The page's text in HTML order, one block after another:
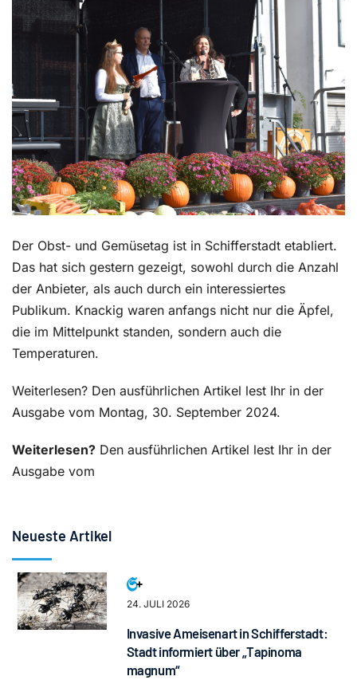
Kontakt
Der Obst- und Gemüsetag ist in Schifferstadt etabliert.
Das hat sich gestern gezeigt, sowohl durch die Anzahl
der Anbieter, als auch durch ein interessiertes
Publikum. Knackig waren anfangs nicht nur die Äpfel,
die im Mittelpunkt standen, sondern auch die
Temperaturen.
Weiterlesen? Den ausführlichen Artikel lest Ihr in der
Ausgabe vom Montag, 30. September 2024.
Weiterlesen? Den ausführlichen Artikel lest Ihr in der
Ausgabe vom
Neueste Artikel
24. JULI 2026
Invasive Ameisenart in Schifferstadt:
Stadt informiert über „Tapinoma
magnum“